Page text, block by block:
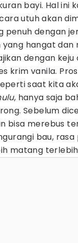
bayi. Hal ini
utuh akan
penuh dengan
hangat dan
dengan
krim vanila.
saat kita
, hanya saja
Sebelum
bisa merebus
bau, rasa
matang